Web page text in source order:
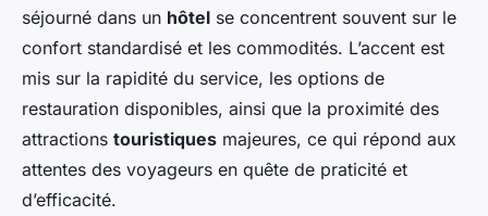
séjourné dans un hôtel se concentrent souvent sur le
confort standardisé et les commodités. L’accent est
mis sur la rapidité du service, les options de
restauration disponibles, ainsi que la proximité des
attractions touristiques majeures, ce qui répond aux
attentes des voyageurs en quête de praticité et
d’efficacité.